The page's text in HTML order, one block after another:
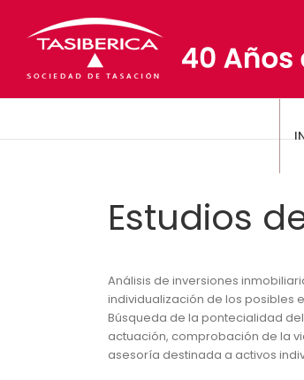
contenido
Estudios
Análisis de inversiones
individualización de los posibles
Búsqueda de la pontecialidad
actuación, comprobación de la
asesoría destinada a activos